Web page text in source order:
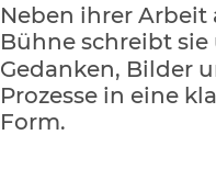
Neben ihrer Arbeit
Bühne schreibt
Gedanken, Bilder
Prozesse in eine
Form.